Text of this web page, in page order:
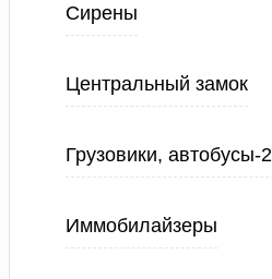
Сирены
Центральный замок
Грузовики, автобусы-
Иммобилайзеры